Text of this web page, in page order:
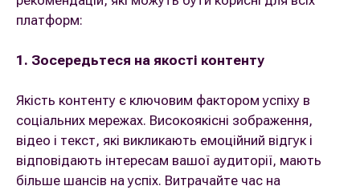
платформ:
1. Зосередьтеся на якості контенту
Якість контенту є ключовим фактором успіху в
соціальних мережах. Високоякісні зображення,
відео і текст, які викликають емоційний відгук і
відповідають інтересам вашої аудиторії, мають
більше шансів на успіх. Витрачайте час на